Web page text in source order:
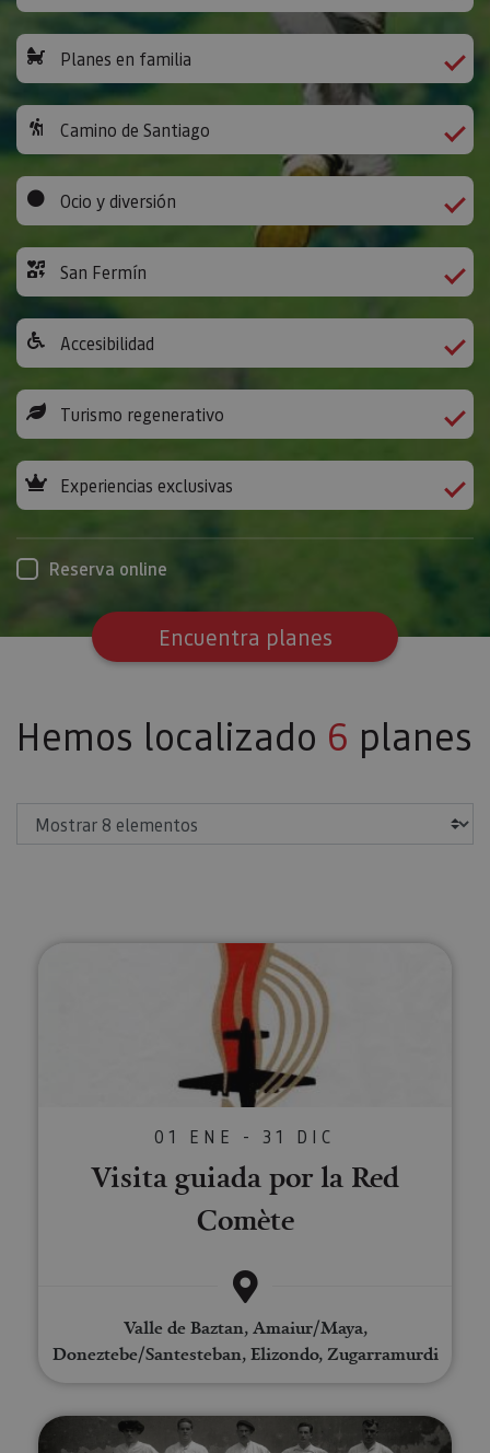
Planes en familia
Camino de Santiago
Ocio y diversión
San Fermín
Accesibilidad
Turismo regenerativo
Experiencias exclusivas
Reserva online
Encuentra planes
Hemos localizado 6 planes
Visita guiada por la Red Comète
01 ENE - 31 DIC
Visita guiada por la Red
Comète
Valle de Baztan, Amaiur/Maya,
Doneztebe/Santesteban, Elizondo, Zugarramurdi
Visita guiada por la historia de